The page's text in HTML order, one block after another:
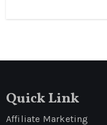
Quick Link
Affiliate Marketing